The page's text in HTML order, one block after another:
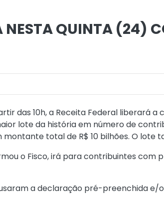
NESTA QUINTA (24)
das 10h, a Receita Federal liberará
lote da história em número de
total de R$ 10 bilhões. O lote
o Fisco, irá para contribuintes com
a declaração pré-preenchida